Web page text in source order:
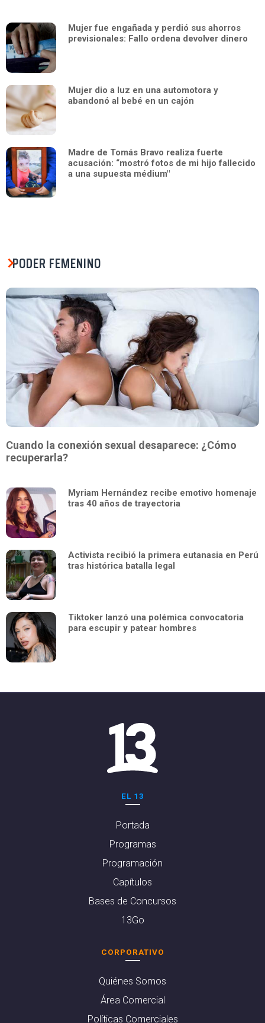
Mujer fue engañada y perdió sus ahorros
previsionales: Fallo ordena devolver dinero
Mujer dio a luz en una automotora y
abandonó al bebé en un cajón
Madre de Tomás Bravo realiza fuerte
acusación: “mostró fotos de mi hijo fallecido
a una supuesta médium"
PODER FEMENINO
Cuando la conexión sexual desaparece: ¿Cómo
recuperarla?
Myriam Hernández recibe emotivo homenaje
tras 40 años de trayectoria
Activista recibió la primera eutanasia en Perú
tras histórica batalla legal
Tiktoker lanzó una polémica convocatoria
para escupir y patear hombres
EL 13
Portada
Programas
Programación
Capítulos
Bases de Concursos
13Go
CORPORATIVO
Quiénes Somos
Área Comercial
Políticas Comerciales